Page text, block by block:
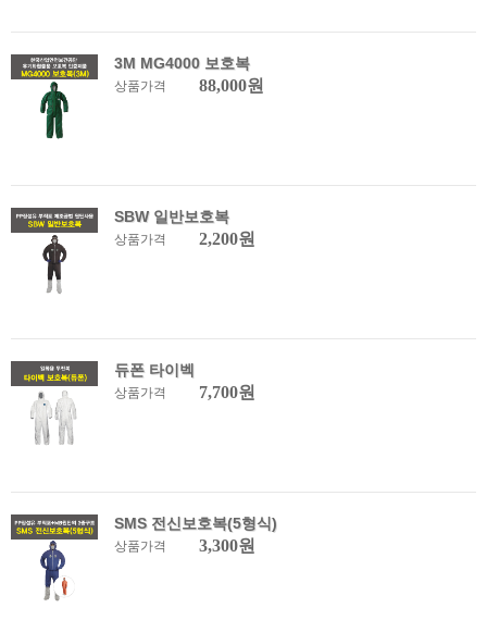
3M MG4000 보호복
상품가격 88,000원
SBW 일반보호복
상품가격 2,200원
듀폰 타이벡
상품가격 7,700원
SMS 전신보호복(5형식)
상품가격 3,300원